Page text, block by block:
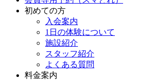
初めての方
入会案内
1日の体験について
施設紹介
スタッフ紹介
よくある質問
料金案内